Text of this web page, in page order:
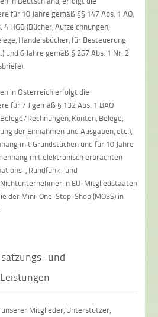
für 10 Jahre gemäß §§ 147 Abs. 1 AO,
4 HGB (Bücher, Aufzeichnungen,
Handelsbücher, für Besteuerung
und 6 Jahre gemäß § 257 Abs. 1 Nr. 2
in Österreich erfolgt die
für 7 J gemäß § 132 Abs. 1 BAO
Rechnungen, Konten, Belege,
der Einnahmen und Ausgaben, etc.),
mit Grundstücken und für 10 Jahre
mit elektronisch erbrachten
, Rundfunk- und
in EU-Mitgliedstaaten
der Mini-One-Stop-Shop (MOSS) in
und
Mitglieder, Unterstützer,